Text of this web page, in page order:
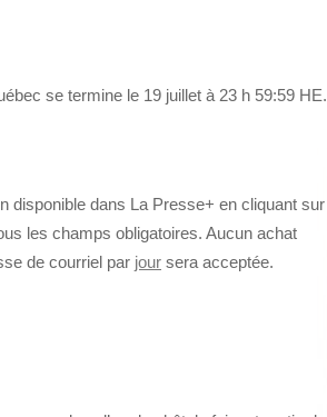
se termine le 19 juillet à 23 h 59:59 HE.
disponible dans La Presse+ en cliquant sur
les champs obligatoires. Aucun achat
de courriel par jour sera acceptée.